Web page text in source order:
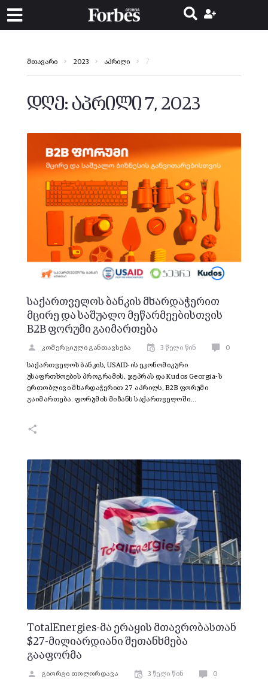
მთავარი 2023 აპრილი 7
დღე: აპრილი 7, 2023
საქართველოს ბანკის მხარდაჭერით
მცირე და საშუალო მეწარმეებისთვის
B2B ფორუმი გაიმართება
კომერციული განთავსება 3 წელი წინ 0
საქართველოს ბანკის, USAID-ის ეკონომიკური
უსაფრთხოების პროგრამის, ჯეპრას და Kudos Georgia-ს
ერთობლივი მხარდაჭერით 27 აპრილს, B2B ფორუმი
გაიმართება. ფორუმის მიზანს საქართველოში…
TotalEnergies-მა ერაყის მთავრობასთან
$27-მილიარდიანი შეთანხმება
გააფორმა
გიორგი თოლორდავა 3 წელი წინ 0